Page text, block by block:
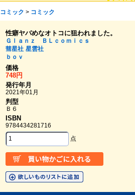
コミック > コミック
性癖ヤバめなオトコに狙われました。
Ｇｌａｎｚ ＢＬｃｏｍｉｃｓ
彗星社 星雲社
ｂｏｖ
価格
748円
発行年月
2021年01月
判型
Ｂ６
ISBN
9784434281716
点